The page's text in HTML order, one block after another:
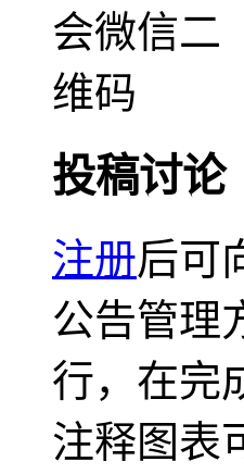
投稿讨论
注册后可
公告管理
行，在完
注释图表